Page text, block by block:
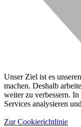
Unser Ziel ist es
machen. Deshalb
weiter zu verbessern.
Services analysieren
Zur Cookierichtlinie